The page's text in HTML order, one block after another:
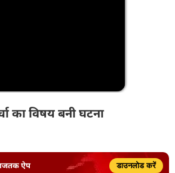
का विषय बनी घटना
ऐप डाउनलोड करें